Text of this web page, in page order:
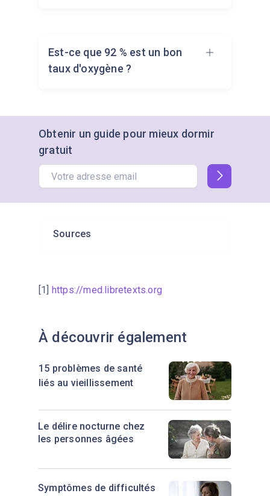
L'index ou le majeur donne
généralement la mesure la plus
précise lors de l'utilisation d'un
Est-ce que 92 % est un bon
taux d'oxygène ?
Pour les personnes âgées, un taux
de 92 % est faible et peut
nécessiter une attention
particulière. Il est préférable de
consulter un médecin, en particulier
en cas de symptômes tels que
Obtenir un guide pour mieux dormir
gratuit
Sources
[1] https://med.libretexts.org
À découvrir également
Le délire nocturne chez
les personnes âgées
Symptômes de difficultés
15 problèmes de santé
liés au vieillissement